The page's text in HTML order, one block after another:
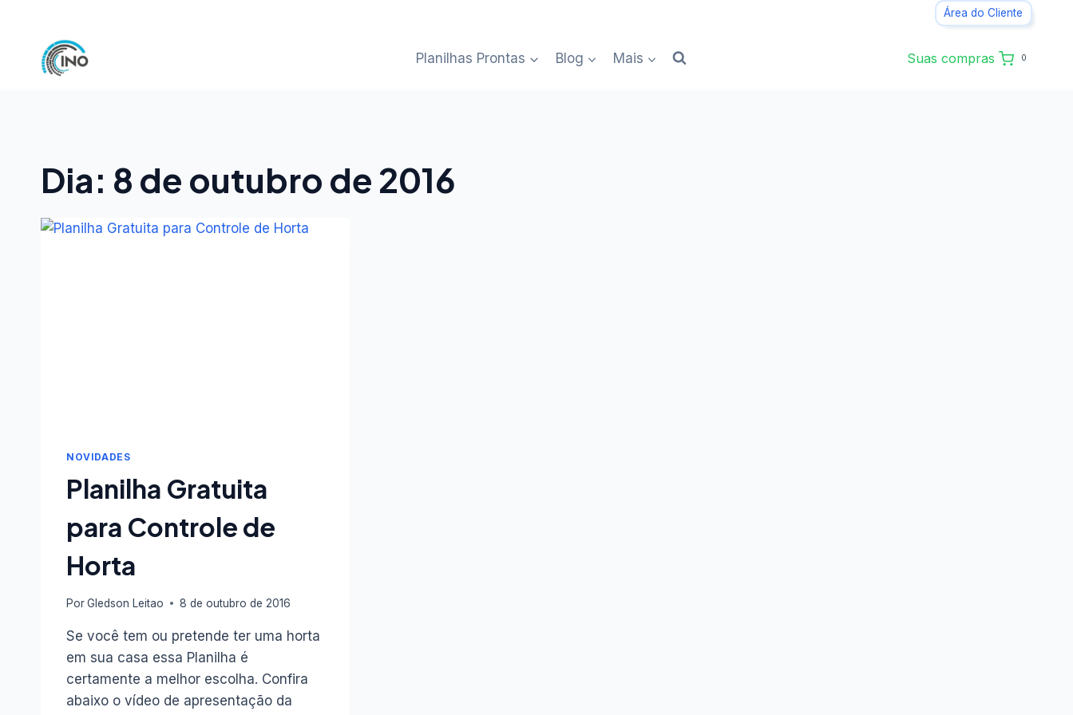
Conteúdo
Área do Cliente
Planilhas Prontas Blog Mais Suas compras 0
Dia: 8 de outubro de 2016
NOVIDADES
Planilha Gratuita
para Controle de
Horta
PorGledson Leitao 8 de outubro de 2016
Se você tem ou pretende ter uma horta
em sua casa essa Planilha é
certamente a melhor escolha. Confira
abaixo o vídeo de apresentação da